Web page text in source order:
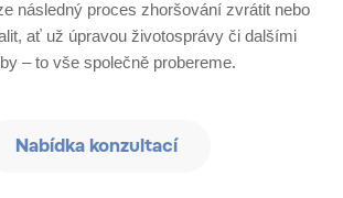
následný proces zhoršování zvrátit nebo
ať už úpravou životosprávy či dalšími
– to vše společně probereme.
Nabídka konzultací